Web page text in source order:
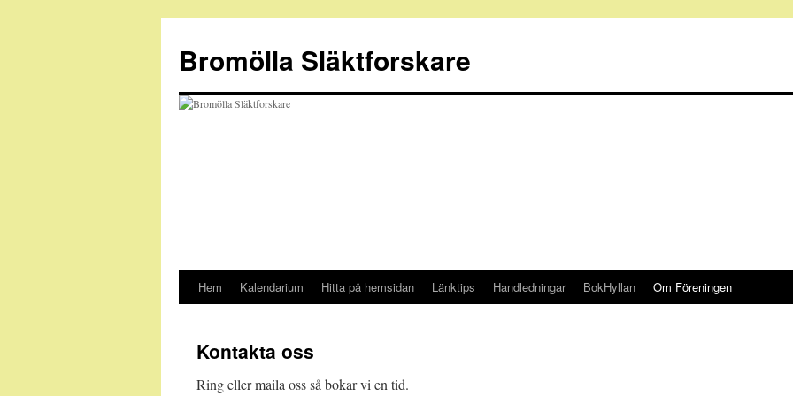
innehåll
Bromölla Släktforskare
Hem Kalendarium Hitta på hemsidan Länktips Handledningar BokHyllan Om Föreningen
Kontakta oss
Ring eller maila oss så bokar vi en tid.